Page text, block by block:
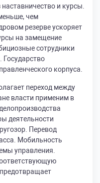
и курсы.
чем
резерве ускоряет
на замещение
сотрудники
Государство
корпуса.
переход между
власти применим в
деятельности
Перевод
Мобильность
управления.